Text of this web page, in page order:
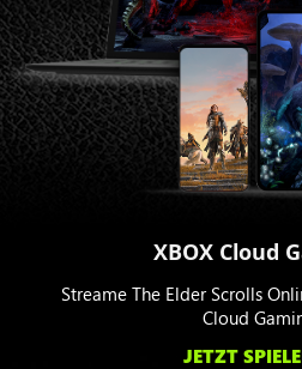
XBOX Cloud
Streame The Elder Scrolls
Cloud
JETZT